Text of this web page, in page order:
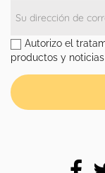
Autorizo el
productos y